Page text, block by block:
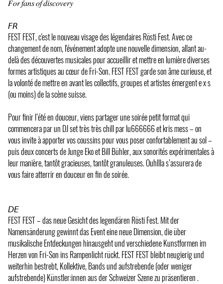
𝘍𝘙
FEST FEST, c'est le nouveau visage des légendaires Rösti Fest. Avec ce
changement de nom, l'événement adopte une nouvelle dimension, allant au-
delà des découvertes musicales pour accueillir et mettre en lumière diverses
formes artistiques au cœur de Fri-Son. FEST FEST garde son âme curieuse, et
la volonté de mettre en avant les collectifs, groupes et artistes émergent·e·x·s
(ou moins) de la scène suisse.
Pour finir l’été en douceur, viens partager une soirée petit format qui
commencera par un DJ set très très chill par lu666666 et kris mess – on
vous invite à apporter vos coussins pour vous poser confortablement au sol –
puis deux concerts de Junge Eko et Bill Bühler, aux sonorités expérimentales à
leur manière, tantôt gracieuses, tantôt granuleuses. Ouhllla s’assurera de
vous faire atterrir en douceur en fin de soirée.
𝘋𝘌
FEST FEST – das neue Gesicht des legendären Rösti Fest. Mit der
Namensänderung gewinnt das Event eine neue Dimension, die über
musikalische Entdeckungen hinausgeht und verschiedene Kunstformen im
Herzen von Fri-Son ins Rampenlicht rückt. FEST FEST bleibt neugierig und
weiterhin bestrebt, Kollektive, Bands und aufstrebende (oder weniger
aufstrebende) Künstler:innen aus der Schweizer Szene zu präsentieren .